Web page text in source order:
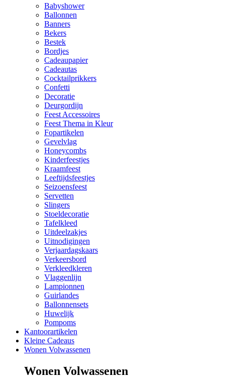
Babyshower
Ballonnen
Banners
Bekers
Bestek
Bordjes
Cadeaupapier
Cadeautas
Cocktailprikkers
Confetti
Decoratie
Deurgordijn
Feest Accessoires
Feest Thema in Kleur
Fopartikelen
Gevelvlag
Honeycombs
Kinderfeestjes
Kraamfeest
Leeftijdsfeestjes
Seizoensfeest
Servetten
Slingers
Stoeldecoratie
Tafelkleed
Uitdeelzakjes
Uitnodigingen
Verjaardagskaars
Verkeersbord
Verkleedkleren
Vlaggenlijn
Lampionnen
Guirlandes
Ballonnensets
Huwelijk
Pompoms
Kantoorartikelen
Kleine Cadeaus
Wonen Volwassenen
Wonen Volwassenen